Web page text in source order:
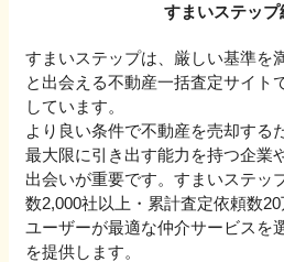
すまいステップ
すまいステップは、厳しい基準を
と出会える不動産一括査定サイトで
しています。
より良い条件で不動産を売却する
最大限に引き出す能力を持つ企業
出会いが重要です。すまいステッ
数2,000社以上・累計査定依頼数20
ユーザーが最適な仲介サービスを
を提供します。